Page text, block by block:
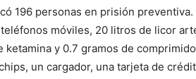
196 personas en prisión
móviles, 20 litros de licor
ketamina y 0.7 gramos de
un cargador, una tarjeta de